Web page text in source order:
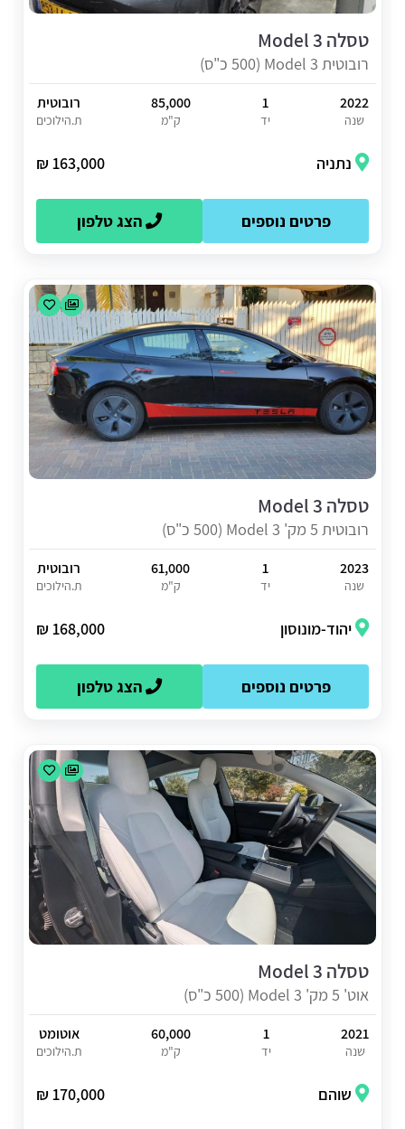
טסלה Model 3
רובוטית Model 3 (500 כ"ס)
2022
שנה
1
יד
85,000
ק"מ
רובוטית
ת.הילוכים
נתניה 163,000 ₪
פרטים נוספים הצג טלפון
טסלה Model 3
רובוטית 5 מק' Model 3 (500 כ"ס)
2023
שנה
1
יד
61,000
ק"מ
רובוטית
ת.הילוכים
יהוד-מונוסון 168,000 ₪
פרטים נוספים הצג טלפון
טסלה Model 3
אוט' 5 מק' Model 3 (500 כ"ס)
2021
שנה
1
יד
60,000
ק"מ
אוטומט
ת.הילוכים
שוהם 170,000 ₪